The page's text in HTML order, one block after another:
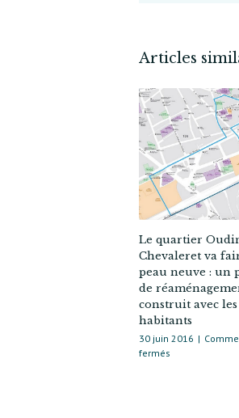
Articles
Le quartier
Chevaleret va
peau neuve : un
de
construit avec les
habitants
30 juin 2016 |
fermés